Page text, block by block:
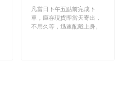
凡當日下午五點前完成下
單，庫存現貨即當天寄出，
不用久等，迅速配戴上身。